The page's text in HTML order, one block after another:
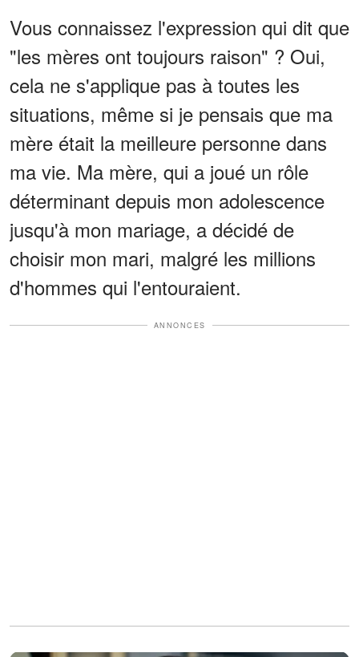
Vous connaissez l'expression qui dit que
"les mères ont toujours raison" ? Oui,
cela ne s'applique pas à toutes les
situations, même si je pensais que ma
mère était la meilleure personne dans
ma vie. Ma mère, qui a joué un rôle
déterminant depuis mon adolescence
jusqu'à mon mariage, a décidé de
choisir mon mari, malgré les millions
d'hommes qui l'entouraient.
ANNONCES